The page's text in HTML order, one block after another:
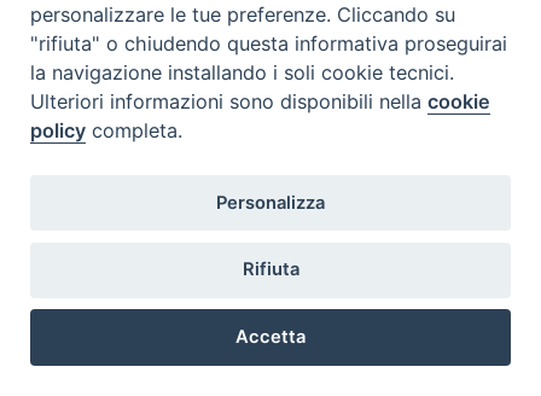
personalizzare le tue preferenze. Cliccando su
"rifiuta" o chiudendo questa informativa proseguirai
la navigazione installando i soli cookie tecnici.
Ulteriori informazioni sono disponibili nellacookie
policy completa.
Personalizza
Rifiuta
Accetta